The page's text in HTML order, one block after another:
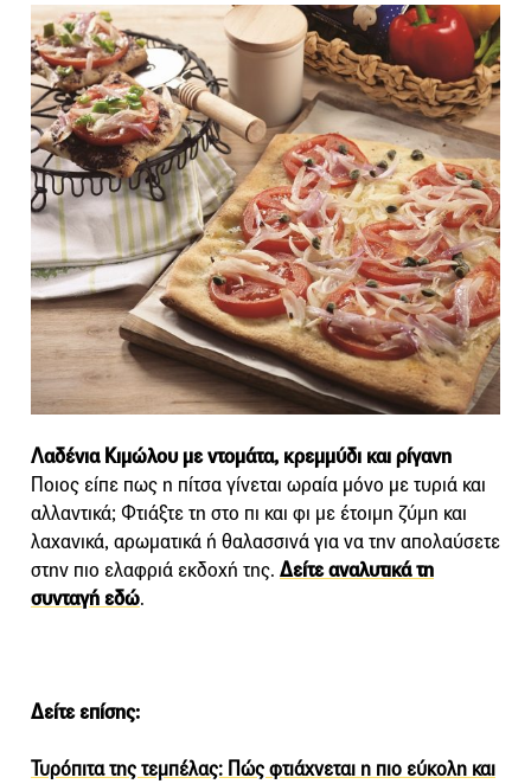
Λαδένια Κιμώλου με ντομάτα, κρεμμύδι και ρίγανη
Ποιος είπε πως η πίτσα γίνεται ωραία μόνο με τυριά και
αλλαντικά; Φτιάξτε τη στο πι και φι με έτοιμη ζύμη και
λαχανικά, αρωματικά ή θαλασσινά για να την απολαύσετε
στην πιο ελαφριά εκδοχή της. Δείτε αναλυτικά τη
συνταγή εδώ.
Δείτε επίσης:
Τυρόπιτα της τεμπέλας: Πώς φτιάχνεται η πιο εύκολη και